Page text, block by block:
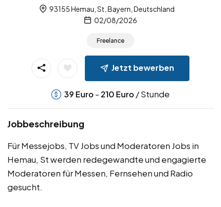
93155 Hemau, St, Bayern, Deutschland
02/08/2026
Freelance
Jetzt bewerben
39 Euro - 210 Euro / Stunde
Jobbeschreibung
Für Messejobs, TV Jobs und Moderatoren Jobs in
Hemau, St werden redegewandte und engagierte
Moderatoren für Messen, Fernsehen und Radio
gesucht.